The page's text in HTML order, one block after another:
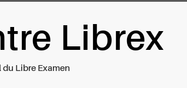
Examen
Librex
Libre Examen